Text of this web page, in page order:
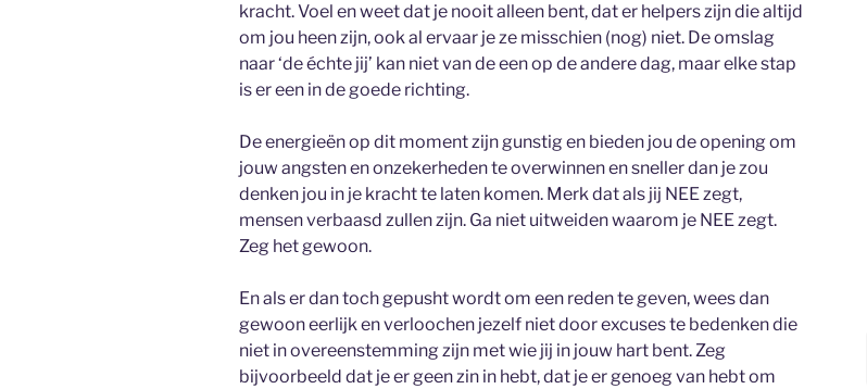
kracht. Voel en weet dat je nooit alleen bent, dat er helpers zijn die altijd
om jou heen zijn, ook al ervaar je ze misschien (nog) niet. De omslag
naar ‘de échte jij’ kan niet van de een op de andere dag, maar elke stap
is er een in de goede richting.
De energieën op dit moment zijn gunstig en bieden jou de opening om
jouw angsten en onzekerheden te overwinnen en sneller dan je zou
denken jou in je kracht te laten komen. Merk dat als jij NEE zegt,
mensen verbaasd zullen zijn. Ga niet uitweiden waarom je NEE zegt.
Zeg het gewoon.
En als er dan toch gepusht wordt om een reden te geven, wees dan
gewoon eerlijk en verloochen jezelf niet door excuses te bedenken die
niet in overeenstemming zijn met wie jij in jouw hart bent. Zeg
bijvoorbeeld dat je er geen zin in hebt, dat je er genoeg van hebt om